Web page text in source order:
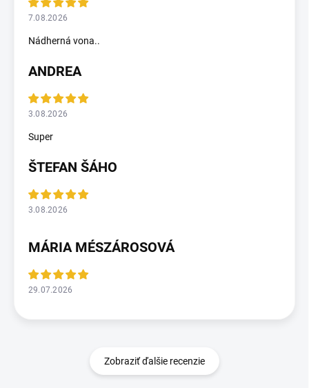
7.08.2026
Nádherná vona..
ANDREA
3.08.2026
Super
ŠTEFAN ŠÁHO
3.08.2026
MÁRIA MÉSZÁROSOVÁ
29.07.2026
Zobraziť ďalšie recenzie